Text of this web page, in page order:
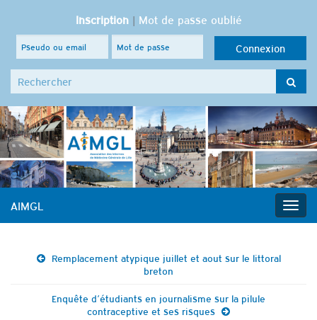
Inscription| Mot de passe oublié
Search for:
AIMGL
Remplacement atypique juillet et aout sur le littoral
breton
Enquête d’étudiants en journalisme sur la pilule
contraceptive et ses risques